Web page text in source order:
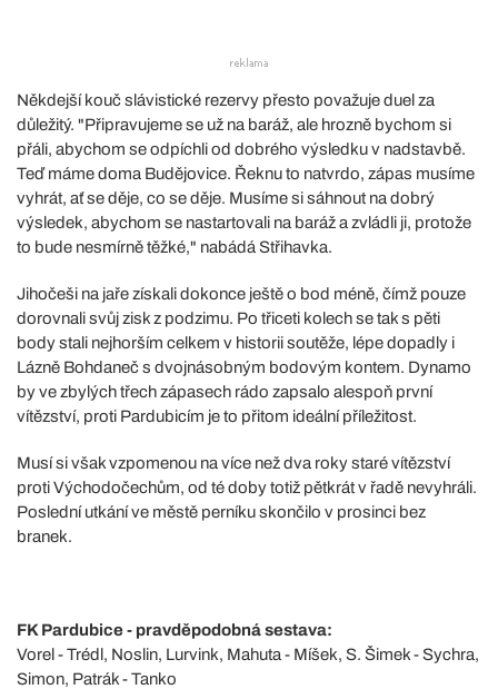
Někdejší kouč slávistické rezervy přesto považuje duel za
důležitý. "Připravujeme se už na baráž, ale hrozně bychom si
přáli, abychom se odpíchli od dobrého výsledku v nadstavbě.
Teď máme doma Budějovice. Řeknu to natvrdo, zápas musíme
vyhrát, ať se děje, co se děje. Musíme si sáhnout na dobrý
výsledek, abychom se nastartovali na baráž a zvládli ji, protože
to bude nesmírně těžké," nabádá Střihavka.
Jihočeši na jaře získali dokonce ještě o bod méně, čímž pouze
dorovnali svůj zisk z podzimu. Po třiceti kolech se tak s pěti
body stali nejhorším celkem v historii soutěže, lépe dopadly i
Lázně Bohdaneč s dvojnásobným bodovým kontem. Dynamo
by ve zbylých třech zápasech rádo zapsalo alespoň první
vítězství, proti Pardubicím je to přitom ideální příležitost.
Musí si však vzpomenou na více než dva roky staré vítězství
proti Východočechům, od té doby totiž pětkrát v řadě nevyhráli.
Poslední utkání ve městě perníku skončilo v prosinci bez
branek.
FK Pardubice - pravděpodobná sestava:
Vorel - Trédl, Noslin, Lurvink, Mahuta - Míšek, S. Šimek - Sychra,
Simon, Patrák - Tanko